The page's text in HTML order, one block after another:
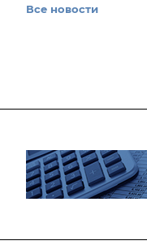
Все новости